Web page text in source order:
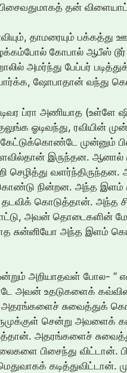
பிசைவதுமாகத் தன்
தாமரையும் பக்கத்து
கோபால் ஆபீஸ் டூர்
அமர்ந்து பேப்பர்
ஷோபாதான் வந்து
ப்ரா அணியாத (உள்ளே
ஓடிவந்து, ரவியின்
கேட்டுக்கொண்டே முன்னும்
இருந்தன.
செழித்து
நின்றன. அந்த இளம்
கொடுத்தான். அந்த
அவன் தொடைகளின்
சுன்னியோ அந்த இளம்
அறியாதவள் போல- ”
அவன் உதடுகளைக்
சுவைத்துக்
சென்று அவளைக்
அதரங்களைச்
பிசைந்து விட்டான்.
கடித்துவிட்டான்.